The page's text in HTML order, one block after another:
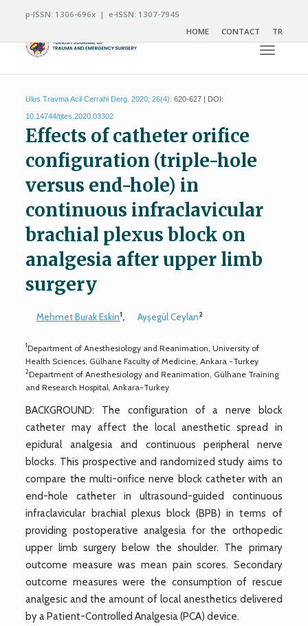
p-ISSN: 1306-696x | e-ISSN: 1307-7945
HOME
CONTACT TR
Toggle
Ulus Travma Acil Cerrahi Derg. 2020; 26(4): 620-627 | DOI:
10.14744/tjtes.2020.03302
Effects of catheter orifice
configuration (triple-hole
versus end-hole) in
continuous infraclavicular
brachial plexus block on
analgesia after upper limb
surgery
Mehmet Burak Eskin1, Ayşegül Ceylan2
1Department of Anesthesiology and Reanimation, University of
Health Sciences, Gülhane Faculty of Medicine, Ankara -Turkey
2Department of Anesthesiology and Reanimation, Gülhane Training
and Research Hospital, Ankara-Turkey
BACKGROUND: The configuration of a nerve block
catheter may affect the local anesthetic spread in
epidural analgesia and continuous peripheral nerve
blocks. This prospective and randomized study aims to
compare the multi-orifice nerve block catheter with an
end-hole catheter in ultrasound-guided continuous
infraclavicular brachial plexus block (BPB) in terms of
providing postoperative analgesia for the orthopedic
upper limb surgery below the shoulder. The primary
outcome measure was mean pain scores. Secondary
outcome measures were the consumption of rescue
analgesic and the amount of local anesthetics delivered
by a Patient-Controlled Analgesia (PCA) device.